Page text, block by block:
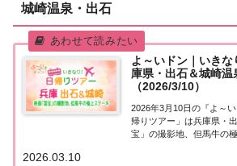
城崎温泉・出石
よ～いドン｜いき
庫県・出石＆城崎
（2026/3/10）
2026年3月10日の『よ～
帰りツアー」は兵庫県・
宝」の撮影地、但馬牛の
とめました！「兵庫県・
2026.03.10